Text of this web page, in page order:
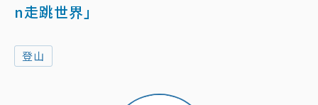
n走跳世界」
登山